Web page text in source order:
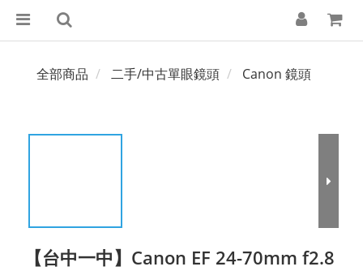
全部商品 二手/中古單眼鏡頭 Canon 鏡頭
【台中一中】Canon EF 24-70mm f2.8